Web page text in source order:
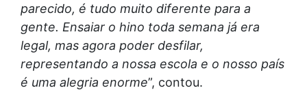
parecido, é tudo muito diferente para a
gente. Ensaiar o hino toda semana já era
legal, mas agora poder desfilar,
representando a nossa escola e o nosso país
é uma alegria enorme”, contou.